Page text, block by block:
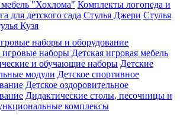
мебель "Хохлома" Комплекты логопеда и
для детского сада Стулья Джери Стулья
Кузя
наборы и оборудование
игровые наборы Детская игровая мебель
и обучающие наборы Детские
модули Детское спортивное
Детское оздоровительное
Дидактические столы, песочницы и
комплексы